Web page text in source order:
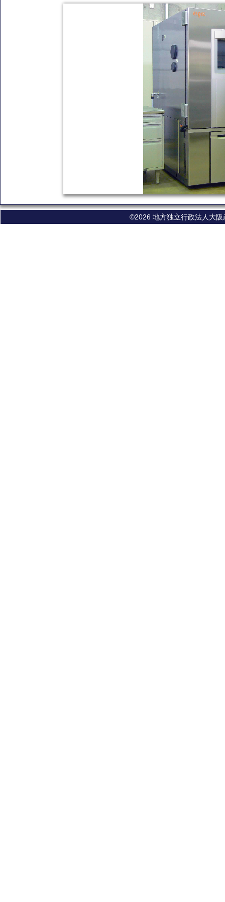
©2026 地方独立行政法人大阪